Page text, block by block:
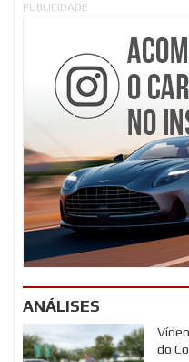
PUBLICIDADE
ANÁLISES
do